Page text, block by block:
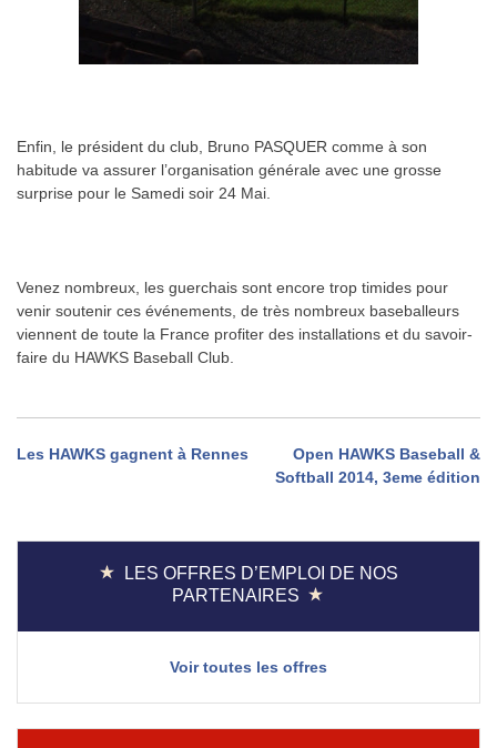
Enfin, le président du club, Bruno PASQUER comme à son
habitude va assurer l’organisation générale avec une grosse
surprise pour le Samedi soir 24 Mai.
Venez nombreux, les guerchais sont encore trop timides pour
venir soutenir ces événements, de très nombreux baseballeurs
viennent de toute la France profiter des installations et du savoir-
faire du HAWKS Baseball Club.
Navigation
l’article
Les HAWKS gagnent à Rennes
Open HAWKS Baseball &
Softball 2014, 3eme édition
LES OFFRES D’EMPLOI DE NOS
PARTENAIRES
Voir toutes les offres